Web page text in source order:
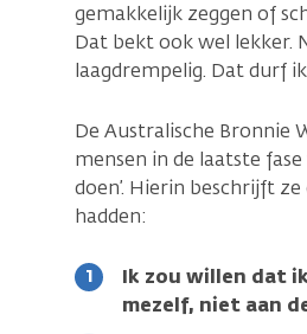
gemakkelijk zeggen of
Dat bekt ook wel lekker.
laagdrempelig. Dat durf
De Australische Bronnie
mensen in de laatste
doen’. Hierin beschrijft
hadden:
Ik zou willen dat
mezelf, niet aan